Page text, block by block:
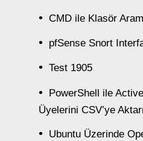
CMD ile Klasör
pfSense Snort
Test 1905
PowerShell ile
Üyelerini CSV’ye
Ubuntu Üzerinde